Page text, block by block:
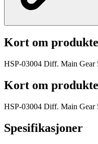
Kort om
HSP-03004 Diff. Main Gear
Kort om
HSP-03004 Diff. Main Gear
Spesifikasjoner